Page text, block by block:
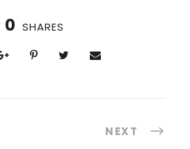
0 SHARES
NEXT